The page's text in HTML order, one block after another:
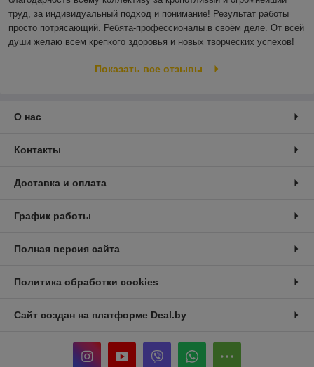
труд, за индивидуальный подход и понимание! Результат работы
просто потрясающий. Ребята-профессионалы в своём деле. От всей
души желаю всем крепкого здоровья и новых творческих успехов!
Показать все отзывы
О нас
Контакты
Доставка и оплата
График работы
Полная версия сайта
Политика обработки cookies
Сайт создан на платформе Deal.by